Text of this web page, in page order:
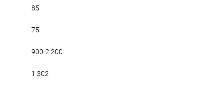
85
75
900-2.200
1.302